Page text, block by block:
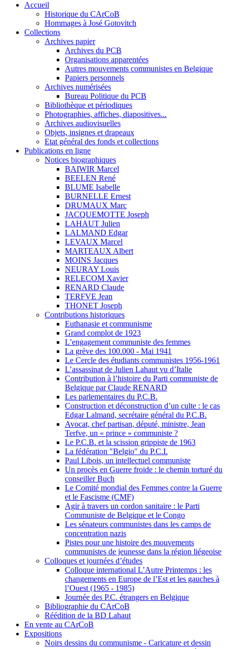
Accueil
Historique du CArCoB
Hommages à José Gotovitch
Collections
Archives papier
Archives du PCB
Organisations apparentées
Autres mouvements communistes en Belgique
Papiers personnels
Archives numérisées
Bureau Politique du PCB
Bibliothèque et périodiques
Photographies, affiches, diapositives...
Archives audiovisuelles
Objets, insignes et drapeaux
Etat général des fonds et collections
Publications en ligne
Notices biographiques
BAIWIR Marcel
BEELEN René
BLUME Isabelle
BURNELLE Ernest
DRUMAUX Marc
JACQUEMOTTE Joseph
LAHAUT Julien
LALMAND Edgar
LEVAUX Marcel
MARTEAUX Albert
MOINS Jacques
NEURAY Louis
RELECOM Xavier
RENARD Claude
TERFVE Jean
THONET Joseph
Contributions historiques
Euthanasie et communisme
Grand complot de 1923
L’engagement communiste des femmes
La grève des 100.000 - Mai 1941
Le Cercle des étudiants communistes 1956-1961
L’assassinat de Julien Lahaut vu d’Italie
Contribution à l’histoire du Parti communiste de
Belgique par Claude RENARD
Les parlementaires du P.C.B.
Construction et déconstruction d’un culte : le cas
Edgar Lalmand, secrétaire général du P.C.B.
Avocat, chef partisan, député, ministre, Jean
Terfve, un « prince » communiste ?
Le P.C.B. et la scission grippiste de 1963
La fédération "Belgio" du P.C.I.
Paul Libois, un intellectuel communiste
Un procès en Guerre froide : le chemin torturé du
conseiller Buch
Le Comité mondial des Femmes contre la Guerre
et le Fascisme (CMF)
Agir à travers un cordon sanitaire : le Parti
Communiste de Belgique et le Congo
Les sénateurs communistes dans les camps de
concentration nazis
Pistes pour une histoire des mouvements
communistes de jeunesse dans la région liégeoise
Colloques et journées d’études
Colloque international L’Autre Printemps : les
changements en Europe de l’Est et les gauches à
l’Ouest (1965 - 1985)
Journée des P.C. étrangers en Belgique
Bibliographie du CArCoB
Réédition de la BD Lahaut
En vente au CArCoB
Expositions
Noirs dessins du communisme - Caricature et dessin